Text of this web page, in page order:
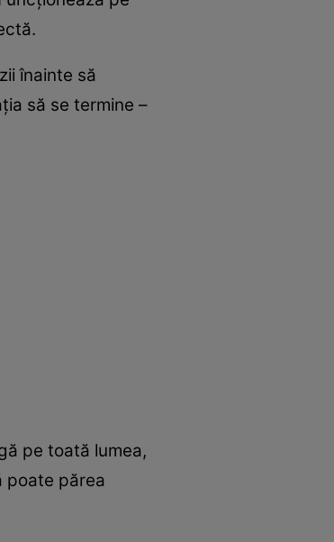
înainte să
să se termine –
pe toată lumea,
poate părea